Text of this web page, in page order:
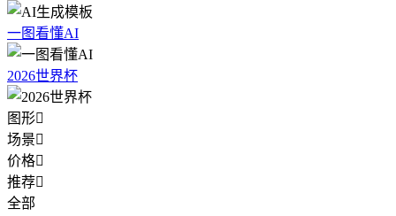
一图看懂AI
2026世界杯
图形
场景
价格
推荐
全部